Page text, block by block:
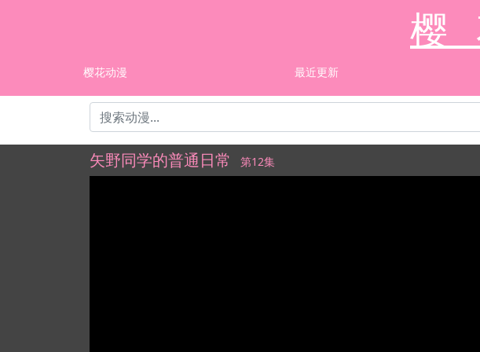
樱
樱花动漫 最近更新
矢野同学的普通日常 第12集